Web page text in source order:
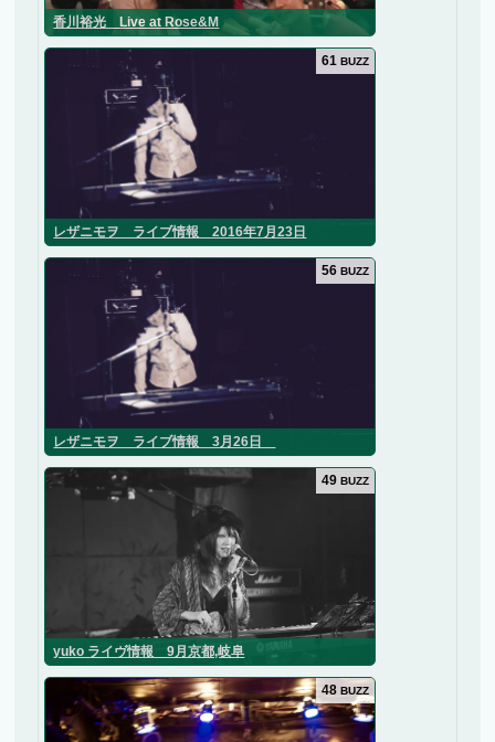
香川裕光 Live at Rose&M
レザニモヲ ライブ情報 2016年7月23日
61 BUZZ
レザニモヲ ライブ情報 3月26日
56 BUZZ
yuko ライヴ情報 9月京都,岐阜
49 BUZZ
48 BUZZ